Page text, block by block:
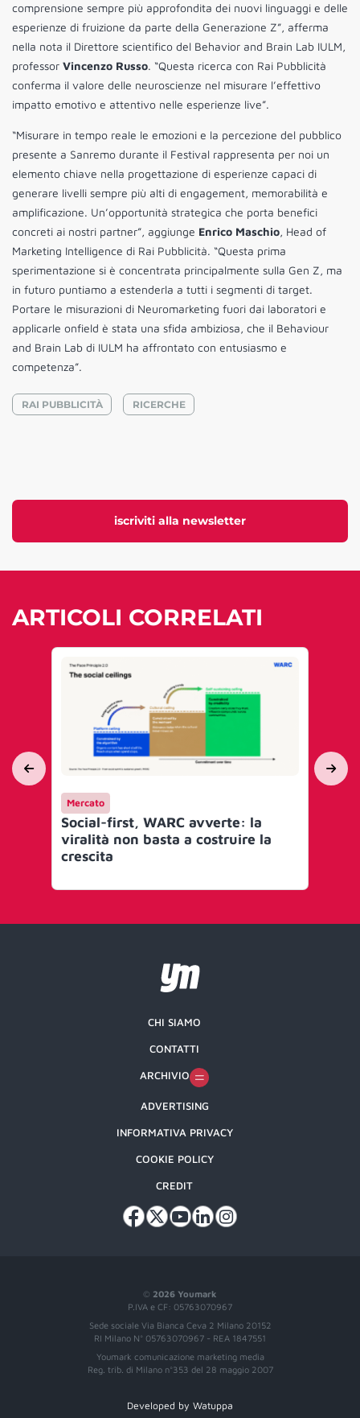
iscriviti alla newsletter
comprensione sempre più approfondita dei nuovi linguaggi e delle
esperienze di fruizione da parte della Generazione Z”, afferma
nella nota il Direttore scientifico del Behavior and Brain Lab IULM,
professor Vincenzo Russo. “Questa ricerca con Rai Pubblicità
conferma il valore delle neuroscienze nel misurare l’effettivo
impatto emotivo e attentivo nelle esperienze live”.
“Misurare in tempo reale le emozioni e la percezione del pubblico
presente a Sanremo durante il Festival rappresenta per noi un
elemento chiave nella progettazione di esperienze capaci di
generare livelli sempre più alti di engagement, memorabilità e
amplificazione. Un’opportunità strategica che porta benefici
concreti ai nostri partner”, aggiunge Enrico Maschio, Head of
Marketing Intelligence di Rai Pubblicità. “Questa prima
sperimentazione si è concentrata principalmente sulla Gen Z, ma
in futuro puntiamo a estenderla a tutti i segmenti di target.
Portare le misurazioni di Neuromarketing fuori dai laboratori e
applicarle onfield è stata una sfida ambiziosa, che il Behaviour
and Brain Lab di IULM ha affrontato con entusiasmo e
competenza”.
RAI PUBBLICITÀ RICERCHE
ARTICOLI CORRELATI
Mercato
Social-first, WARC avverte: la
viralità non basta a costruire la
crescita
© 2026 Youmark
P.IVA e CF: 05763070967
Sede sociale Via Bianca Ceva 2 Milano 20152
RI Milano N° 05763070967 - REA 1847551
Youmark comunicazione marketing media
Reg. trib. di Milano n°353 del 28 maggio 2007
CHI SIAMO
CONTATTI
ARCHIVIO
ADVERTISING
INFORMATIVA PRIVACY
COOKIE POLICY
CREDIT
Developed by Watuppa